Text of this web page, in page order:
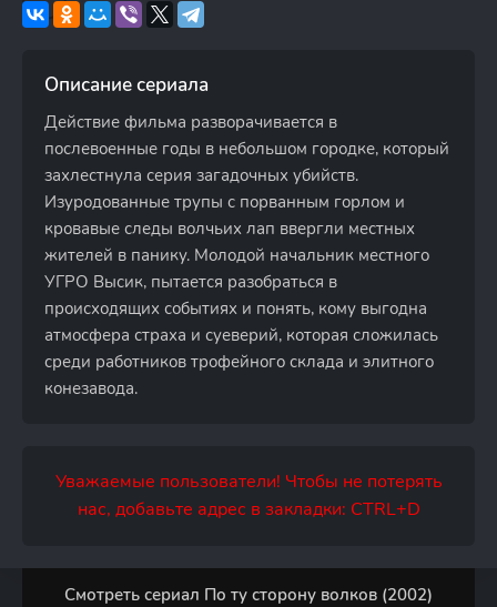
Описание сериала
Действие фильма разворачивается в
послевоенные годы в небольшом городке, который
захлестнула серия загадочных убийств.
Изуродованные трупы с порванным горлом и
кровавые следы волчьих лап ввергли местных
жителей в панику. Молодой начальник местного
УГРО Высик, пытается разобраться в
происходящих событиях и понять, кому выгодна
атмосфера страха и суеверий, которая сложилась
среди работников трофейного склада и элитного
конезавода.
Уважаемые пользователи! Чтобы не потерять
нас, добавьте адрес в закладки: CTRL+D
Смотреть сериал По ту сторону волков (2002)